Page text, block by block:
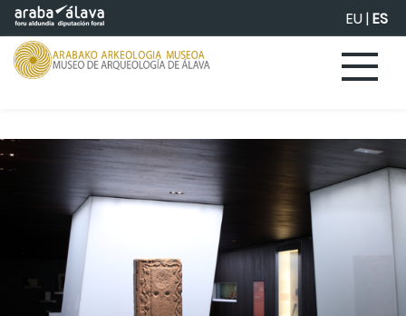
Saltar al contenido principal EU|ES